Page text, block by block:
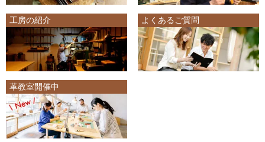
工房の紹介 よくあるご質問
革教室開催中